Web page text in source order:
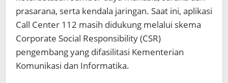
prasarana, serta kendala jaringan. Saat ini, aplikasi
Call Center 112 masih didukung melalui skema
Corporate Social Responsibility (CSR)
pengembang yang difasilitasi Kementerian
Komunikasi dan Informatika.